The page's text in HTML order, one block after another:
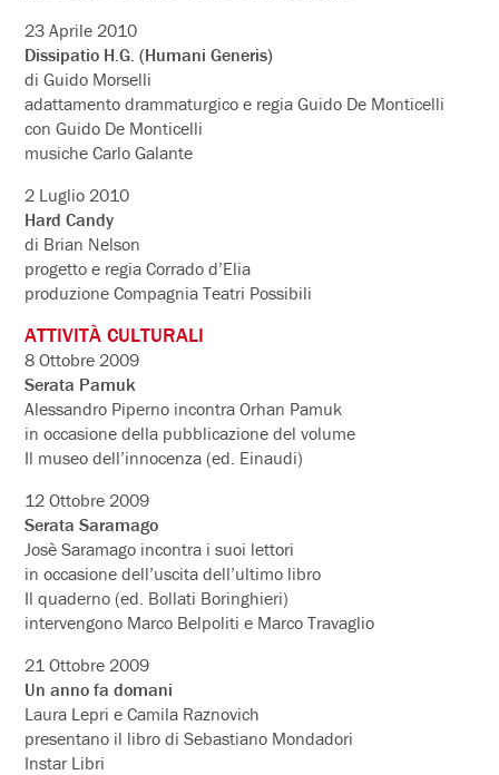
23 Aprile 2010
Dissipatio H.G. (Humani Generis)
di Guido Morselli
adattamento drammaturgico e regia Guido De Monticelli
con Guido De Monticelli
musiche Carlo Galante
2 Luglio 2010
Hard Candy
di Brian Nelson
progetto e regia Corrado d’Elia
produzione Compagnia Teatri Possibili
ATTIVITÀ CULTURALI
8 Ottobre 2009
Serata Pamuk
Alessandro Piperno incontra Orhan Pamuk
in occasione della pubblicazione del volume
Il museo dell’innocenza (ed. Einaudi)
12 Ottobre 2009
Serata Saramago
Josè Saramago incontra i suoi lettori
in occasione dell’uscita dell’ultimo libro
Il quaderno (ed. Bollati Boringhieri)
intervengono Marco Belpoliti e Marco Travaglio
21 Ottobre 2009
Un anno fa domani
Laura Lepri e Camila Raznovich
presentano il libro di Sebastiano Mondadori
Instar Libri